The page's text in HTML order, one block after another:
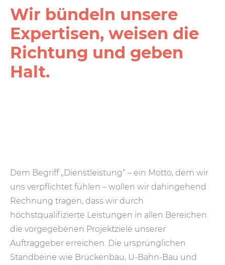
Wir bündeln unsere
Expertisen, weisen die
Richtung und geben
Halt.
Dem Begriff „Dienstleistung“ – ein Motto, dem wir
uns verpflichtet fühlen – wollen wir dahingehend
Rechnung tragen, dass wir durch
höchstqualifizierte Leistungen in allen Bereichen
die vorgegebenen Projektziele unserer
Auftraggeber erreichen. Die ursprünglichen
Standbeine wie Brückenbau, U-Bahn-Bau und